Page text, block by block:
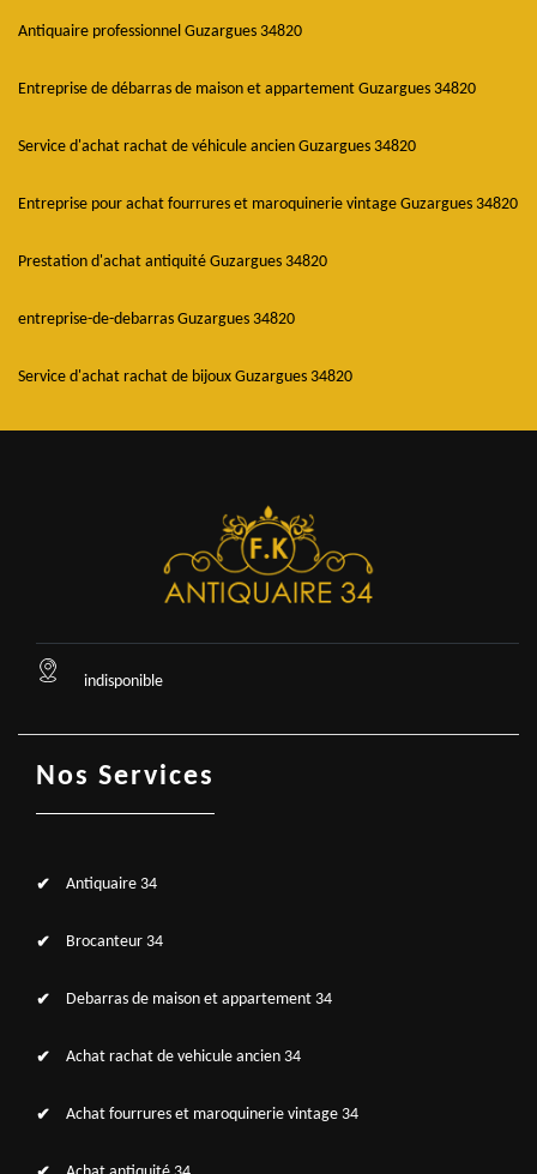
Antiquaire professionnel Guzargues 34820
Entreprise de débarras de maison et appartement Guzargues 34820
Service d'achat rachat de véhicule ancien Guzargues 34820
Entreprise pour achat fourrures et maroquinerie vintage Guzargues 34820
Prestation d'achat antiquité Guzargues 34820
entreprise-de-debarras Guzargues 34820
Service d'achat rachat de bijoux Guzargues 34820
indisponible
Nos Services
Antiquaire 34
Brocanteur 34
Debarras de maison et appartement 34
Achat rachat de vehicule ancien 34
Achat fourrures et maroquinerie vintage 34